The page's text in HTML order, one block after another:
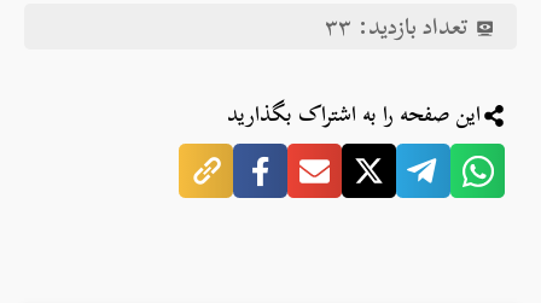
تعداد بازدید: ۳۳
این صفحه را به اشتراک بگذارید